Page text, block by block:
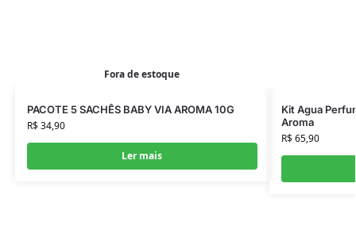
Fora de estoque
PACOTE 5 SACHÊS BABY VIA AROMA 10G
R$34,90
Ler mais
Kit Agua
Aroma
R$65,90